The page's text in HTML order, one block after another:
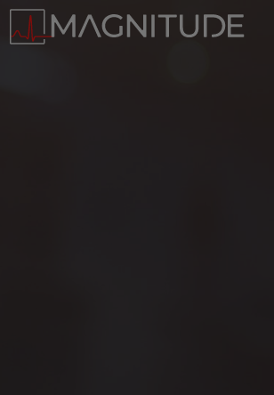
Panneau de gestion des cookies